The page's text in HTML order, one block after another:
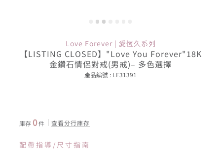
Love Forever | 愛恆久系列
【LISTING CLOSED】"Love You Forever"18K
金鑽石情侶對戒(男戒)– 多色選擇
產品編號 : LF31391
庫存 0件 查看分行庫存
配帶指導/尺寸指南